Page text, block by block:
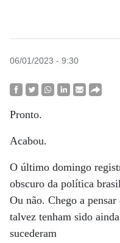
06/01/2023 - 9:30
Pronto.
Acabou.
O último domingo
obscuro da política
Ou não. Chego a
talvez tenham sido
sucederam